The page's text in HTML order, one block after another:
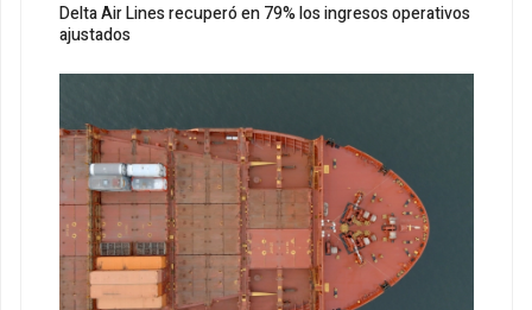
Delta Air Lines recuperó en 79% los ingresos operativos
ajustados